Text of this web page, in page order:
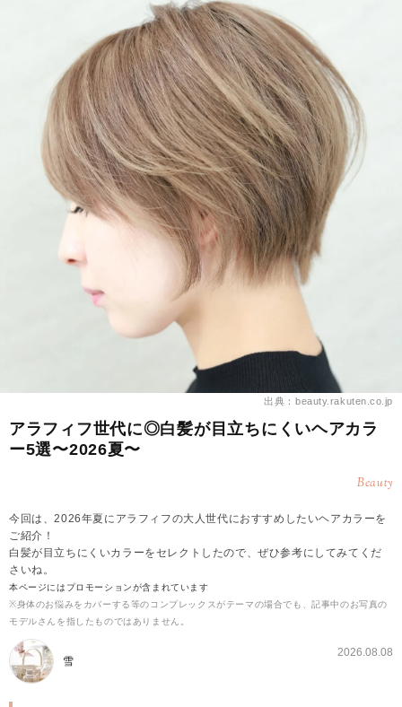
出典：beauty.rakuten.co.jp
アラフィフ世代に◎白髪が目立ちにくいヘアカラ
ー5選〜2026夏〜
Beauty
今回は、2026年夏にアラフィフの大人世代におすすめしたいヘアカラーを
ご紹介！
白髪が目立ちにくいカラーをセレクトしたので、ぜひ参考にしてみてくだ
さいね。
本ページにはプロモーションが含まれています
※身体のお悩みをカバーする等のコンプレックスがテーマの場合でも、記事中のお写真の
モデルさんを指したものではありません。
雪
2026.08.08